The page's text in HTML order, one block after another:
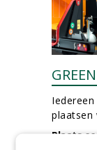
plaatsen
Plaats